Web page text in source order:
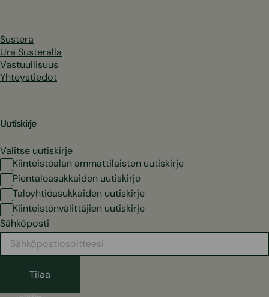
Sustera
Ura Susteralla
Vastuullisuus
Yhteystiedot
Uutiskirje
Valitse uutiskirje
Kiinteistöalan ammattilaisten uutiskirje
Pientaloasukkaiden uutiskirje
Taloyhtiöasukkaiden uutiskirje
Kiinteistönvälittäjien uutiskirje
Sähköposti